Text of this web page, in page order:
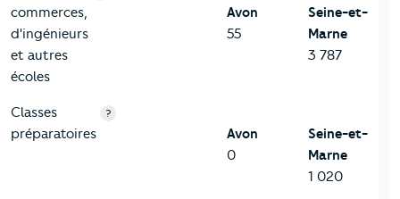
commerces,
d'ingénieurs
et autres
écoles
Avon
55
Seine-et-
Marne
3 787
Classes
préparatoires
?
Avon
0
Seine-et-
Marne
1 020